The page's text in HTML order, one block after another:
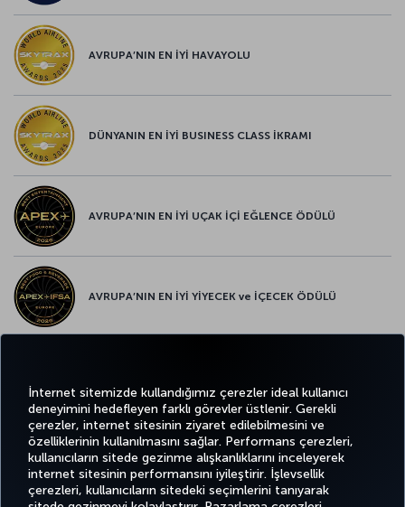
İnternet sitemizde kullandığımız çerezler ideal kullanıcı
deneyimini hedefleyen farklı görevler üstlenir. Gerekli
çerezler, internet sitesinin ziyaret edilebilmesini ve
özelliklerinin kullanılmasını sağlar. Performans çerezleri,
kullanıcıların sitede gezinme alışkanlıklarını inceleyerek
internet sitesinin performansını iyileştirir. İşlevsellik
çerezleri, kullanıcıların sitedeki seçimlerini tanıyarak
AVRUPA’NIN EN İYİ HAVAYOLU
DÜNYANIN EN İYİ BUSINESS CLASS İKRAMI
AVRUPA’NIN EN İYİ UÇAK İÇİ EĞLENCE ÖDÜLÜ
AVRUPA’NIN EN İYİ YİYECEK ve İÇECEK ÖDÜLÜ
TwitterFacebook
Instagram
YoutubeLinkedIn
TiktokBlogPinterest
BİLET
AL VE
YÖNET
DENEYİM
FIRSATLAR
VE UÇUŞ
NOKTALARI
YARDIM
AIRLINES
HOLIDAYS
MILES&SMILES